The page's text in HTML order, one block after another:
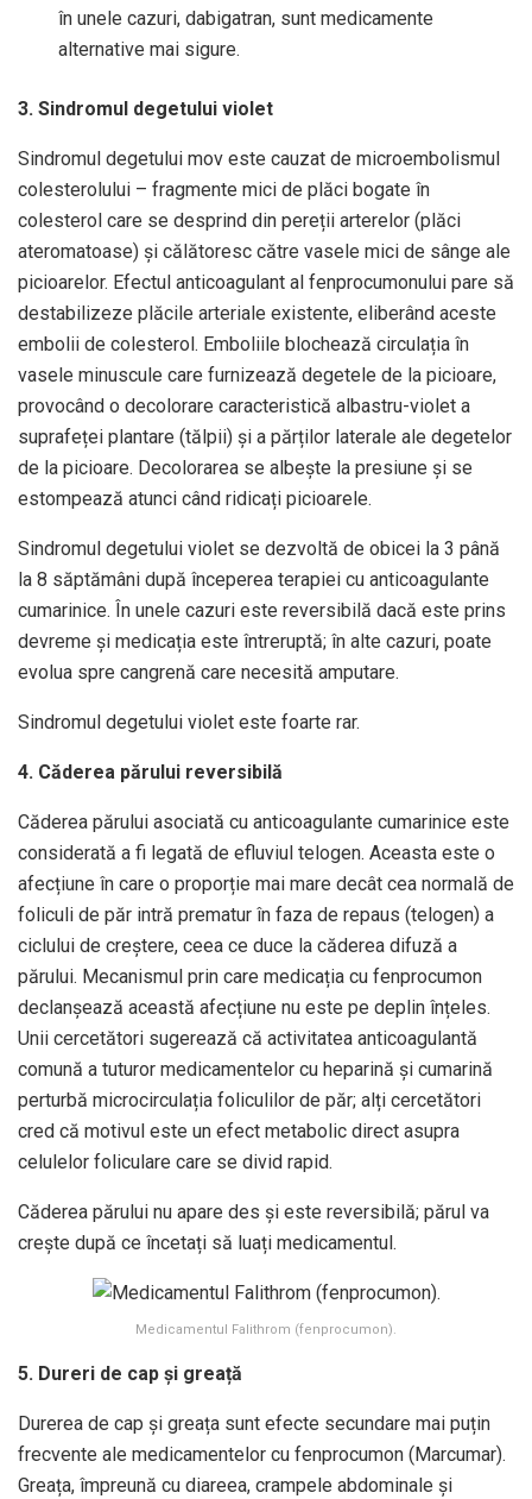
în unele cazuri, dabigatran, sunt medicamente
alternative mai sigure.
3. Sindromul degetului violet
Sindromul degetului mov este cauzat de microembolismul
colesterolului – fragmente mici de plăci bogate în
colesterol care se desprind din pereții arterelor (plăci
ateromatoase) și călătoresc către vasele mici de sânge ale
picioarelor. Efectul anticoagulant al fenprocumonului pare să
destabilizeze plăcile arteriale existente, eliberând aceste
embolii de colesterol. Emboliile blochează circulația în
vasele minuscule care furnizează degetele de la picioare,
provocând o decolorare caracteristică albastru-violet a
suprafeței plantare (tălpii) și a părților laterale ale degetelor
de la picioare. Decolorarea se albește la presiune și se
estompează atunci când ridicați picioarele.
Sindromul degetului violet se dezvoltă de obicei la 3 până
la 8 săptămâni după începerea terapiei cu anticoagulante
cumarinice. În unele cazuri este reversibilă dacă este prins
devreme și medicația este întreruptă; în alte cazuri, poate
evolua spre cangrenă care necesită amputare.
Sindromul degetului violet este foarte rar.
4. Căderea părului reversibilă
Căderea părului asociată cu anticoagulante cumarinice este
considerată a fi legată de efluviul telogen. Aceasta este o
afecțiune în care o proporție mai mare decât cea normală de
foliculi de păr intră prematur în faza de repaus (telogen) a
ciclului de creștere, ceea ce duce la căderea difuză a
părului. Mecanismul prin care medicația cu fenprocumon
declanșează această afecțiune nu este pe deplin înțeles.
Unii cercetători sugerează că activitatea anticoagulantă
comună a tuturor medicamentelor cu heparină și cumarină
perturbă microcirculația foliculilor de păr; alți cercetători
cred că motivul este un efect metabolic direct asupra
celulelor foliculare care se divid rapid.
Căderea părului nu apare des și este reversibilă; părul va
crește după ce încetați să luați medicamentul.
Medicamentul Falithrom (fenprocumon).
5. Dureri de cap și greață
Durerea de cap și greața sunt efecte secundare mai puțin
frecvente ale medicamentelor cu fenprocumon (Marcumar).
Greața, împreună cu diareea, crampele abdominale și